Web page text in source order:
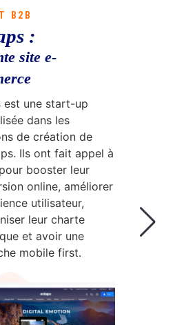
B2B
:
site e-
est une start-up
dans les
de création de
Ils ont fait appel à
booster leur
online, améliorer
utilisateur,
leur charte
et avoir une
mobile first.